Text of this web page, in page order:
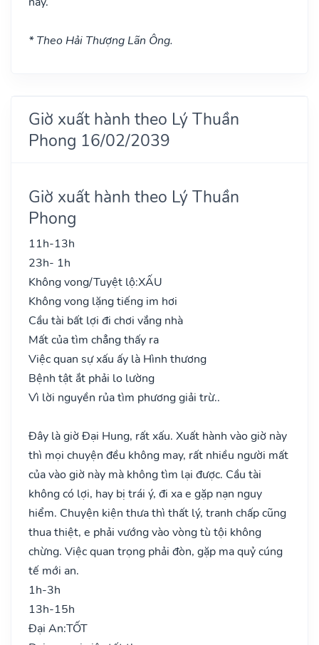
* Theo Hải Thượng Lãn Ông.
Giờ xuất hành theo Lý Thuần
Phong 16/02/2039
Giờ xuất hành theo Lý Thuần
Phong
11h-13h
23h- 1h
Không vong/Tuyệt lộ:XẤU
Không vong lặng tiếng im hơi
Cầu tài bất lợi đi chơi vắng nhà
Mất của tìm chẳng thấy ra
Việc quan sự xấu ấy là Hình thương
Bệnh tật ắt phải lo lường
Vì lời nguyền rủa tìm phương giải trừ..
Đây là giờ Đại Hung, rất xấu. Xuất hành vào giờ này
thì mọi chuyện đều không may, rất nhiều người mất
của vào giờ này mà không tìm lại được. Cầu tài
không có lợi, hay bị trái ý, đi xa e gặp nạn nguy
hiểm. Chuyện kiện thưa thì thất lý, tranh chấp cũng
thua thiệt, e phải vướng vào vòng tù tội không
chừng. Việc quan trọng phải đòn, gặp ma quỷ cúng
tế mới an.
1h-3h
13h-15h
Đại An:TỐT